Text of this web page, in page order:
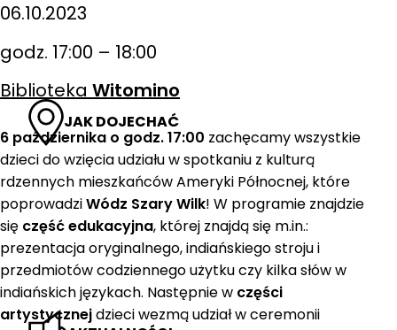
JAK DOJECHAĆ
06.10.2023
godz. 17:00 – 18:00
Biblioteka Witomino
6 października o godz. 17:00 zachęcamy wszystkie
dzieci do wzięcia udziału w spotkaniu z kulturą
rdzennych mieszkańców Ameryki Północnej, które
poprowadziWódz Szary Wilk! W programie znajdzie
się część edukacyjna, której znajdą się m.in.:
prezentacja oryginalnego, indiańskiego stroju i
przedmiotów codziennego użytku czy kilka słów w
indiańskich językach. Następnie w części
artystycznejdzieci wezmą udział w ceremonii